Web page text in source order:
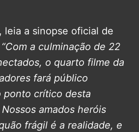
leia a sinopse oficial de
“Com a culminação de 22
o quarto filme da
fará público
ponto crítico desta
amados heróis
frágil é a realidade, e